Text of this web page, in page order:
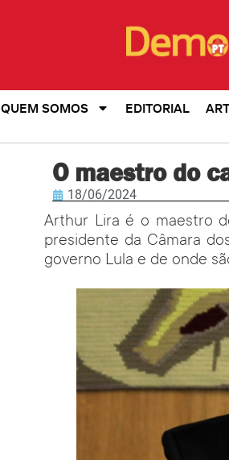
QUEM SOMOS EDITORIAL
O maestro do
18/06/2024
Arthur Lira é o maestro
presidente da Câmara
governo Lula e de onde